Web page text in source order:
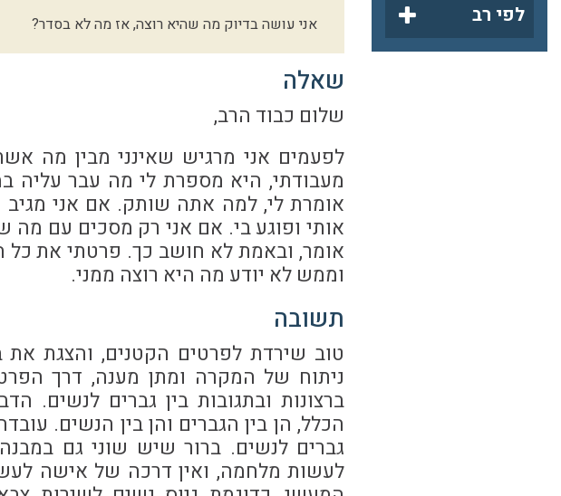
לפי רב
אני עושה בדיוק מה שהיא רוצה, אז מה לא בסדר?
שאלה
שלום כבוד הרב,
לפעמים אני מרגיש שאינני מבין מה
מעבודתי, היא מספרת לי מה עבר עליה
אומרת לי, למה אתה שותק. אם אני
אותי ופוגע בי. אם אני רק מסכים עם
אומר, ובאמת לא חושב כך. פרטתי את כל
וממש לא יודע מה היא רוצה ממני.
תשובה
טוב שירדת לפרטים הקטנים, והצגת
ניתוח של המקרה ומתן מענה, דרך
ברצונות ובתגובות בין גברים לנשים.
הכלל, הן בין הגברים והן בין הנשים.
גברים לנשים. ברור שיש שוני גם
לעשות מלחמה, ואין דרכה של אישה